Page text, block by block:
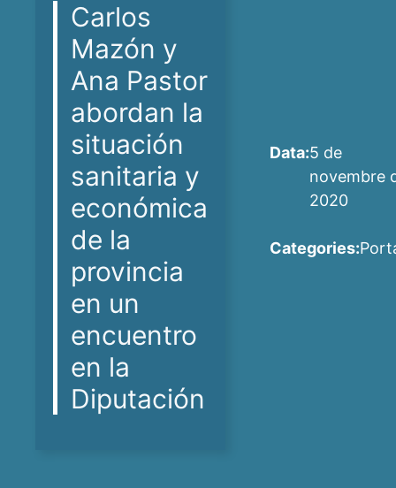
Carlos
Mazón y
Ana Pastor
abordan la
situación
sanitaria y
económica
de la
provincia
en un
encuentro
en la
Diputación
Data:5 de
novembre
2020
Categories: